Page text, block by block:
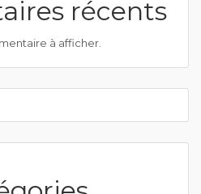
récents
à afficher.